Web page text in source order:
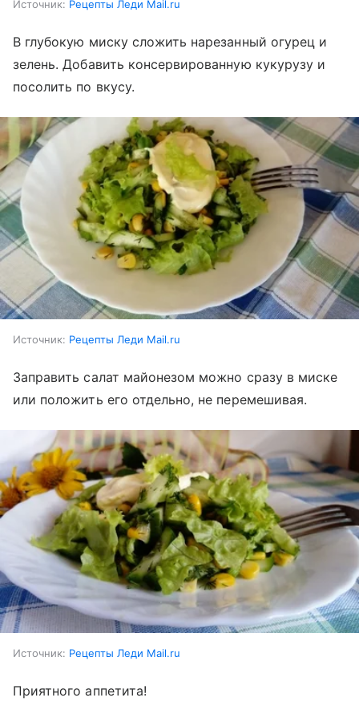
Источник: Рецепты Леди Mail.ru
В глубокую миску сложить нарезанный огурец и
зелень. Добавить консервированную кукурузу и
посолить по вкусу.
Источник: Рецепты Леди Mail.ru
Заправить салат майонезом можно сразу в миске
или положить его отдельно, не перемешивая.
Источник: Рецепты Леди Mail.ru
Приятного аппетита!